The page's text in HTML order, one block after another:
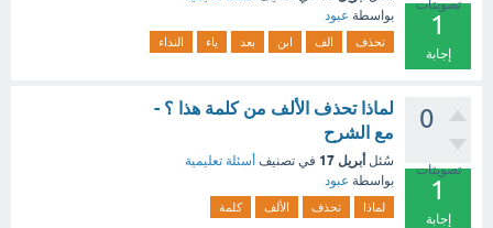
تصويتات
1
إجابة
بواسطة عبود
تحذف الف ابن بعد ياء النداء
0
تصويتات
1
إجابة
لماذا تحذف الألف من كلمة هذا ؟ -
مع الشرح
سُئل أبريل 17 في تصنيف أسئلة تعليمية
بواسطة عبود
لماذا تحذف الألف كلمة